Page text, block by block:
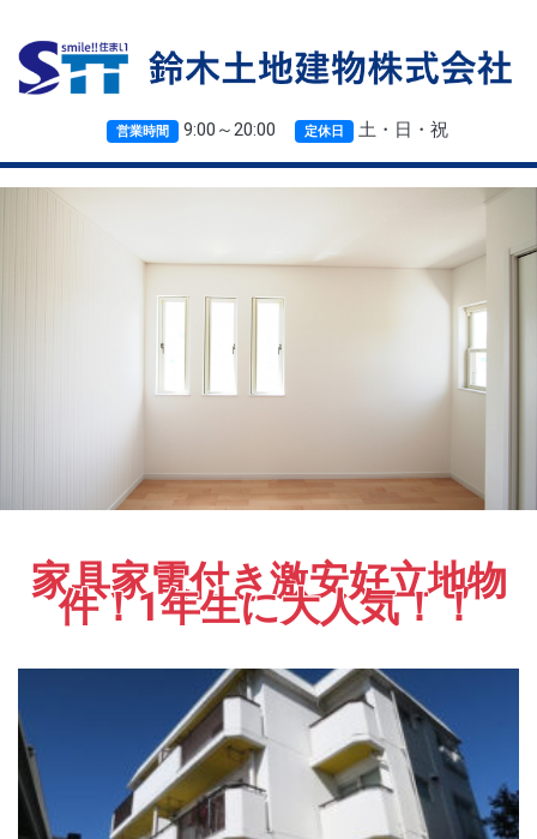
営業時間 9:00～20:00 定休日 土・日・祝
家具家電付き激安好立地物
件！1年生に大人気！！